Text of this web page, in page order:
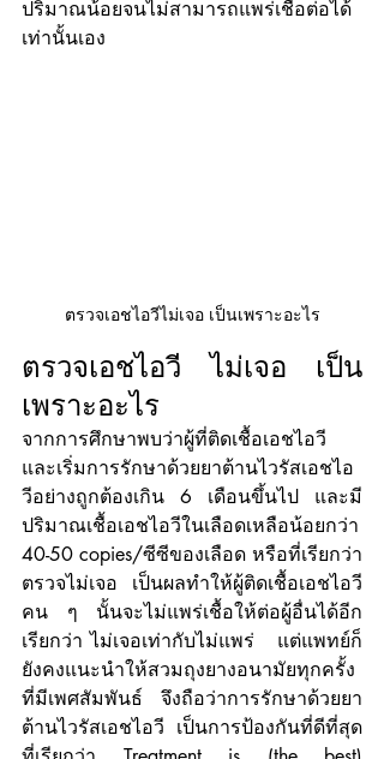
ปริมาณน้อยจนไม่สามารถแพร่เชื้อต่อได้
เท่านั้นเอง
ตรวจเอชไอวีไม่เจอ เป็นเพราะอะไร
ตรวจเอชไอวี ไม่เจอ เป็น
เพราะอะไร
จากการศึกษาพบว่าผู้ที่ติดเชื้อเอชไอวี
และเริ่มการรักษาด้วยยาต้านไวรัสเอชไอ
วีอย่างถูกต้องเกิน 6 เดือนขึ้นไป และมี
ปริมาณเชื้อเอชไอวีในเลือดเหลือน้อยกว่า
40-50 copies/ซีซีของเลือด หรือที่เรียกว่า
ตรวจไม่เจอ เป็นผลทำให้ผู้ติดเชื้อเอชไอวี
คน ๆ นั้นจะไม่แพร่เชื้อให้ต่อผู้อื่นได้อีก
เรียกว่า ไม่เจอเท่ากับไม่แพร่   แต่แพทย์ก็
ยังคงแนะนำให้สวมถุงยางอนามัยทุกครั้ง
ที่มีเพศสัมพันธ์ จึงถือว่าการรักษาด้วยยา
ต้านไวรัสเอชไอวี เป็นการป้องกันที่ดีที่สุด